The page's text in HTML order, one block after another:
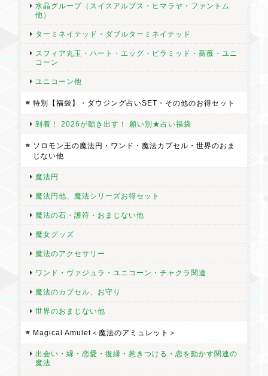
水晶グループ（スイスアルプス・ヒマラヤ・ファントム
他）
ターミネイテッド・ダブルターミネイテッド
スフィア丸玉・ハート・エッグ・ピラミッド・薔薇・ユニ
コーン
ユニコーン他
特別【福袋】・ダウジング占いSET・その他のお得セット
到着！ 2026が動き出す！ 願い別★占い福袋
ソロモン王の魔法円・ワンド・魔法カプセル・世界のおま
じない他
魔法円
魔法円他、魔法シリーズお得セット
魔法の石・護符・おまじない他
魔女グッズ
魔法のアクセサリー
ワンド・ヴァジュラ・ユニコーン・チャクラ関連
魔法のカプセル、お守り
世界のおまじない他
Magical Amulet＜魔法のアミュレット＞
出会い・縁・恋愛・復縁・惹きつける・恋を動かす関連の
魔法